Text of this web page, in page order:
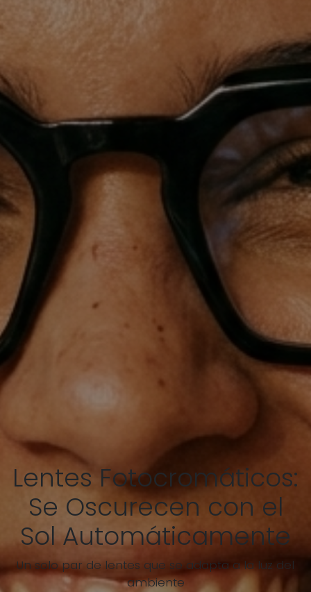
Lentes Fotocromáticos:
Se Oscurecen con el
Sol Automáticamente
Un solo par de lentes que se adapta a la luz del
ambiente